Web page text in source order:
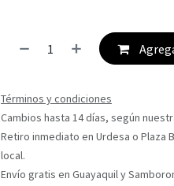
Términos y condiciones
Cambios hasta 14 días, según
Retiro inmediato en Urdesa o Plaza
local.
Envío gratis en Guayaquil y